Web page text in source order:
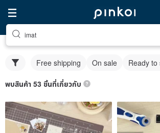
imat
Free shipping On sale Ready to
พบสินค้า 53 ชิ้นที่เกี่ยวกับ